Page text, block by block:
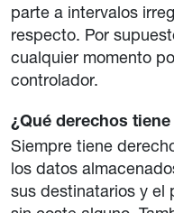
parte a intervalos
respecto. Por
cualquier momento
controlador.
¿Qué derechos
Siempre tiene
los datos
sus destinatarios y el